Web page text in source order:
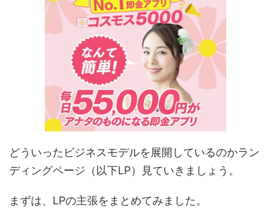
どういったビジネスモデルを展開しているのかラン
ディングページ（以下LP）見ていきましょう。
まずは、LPの主張をまとめてみました。